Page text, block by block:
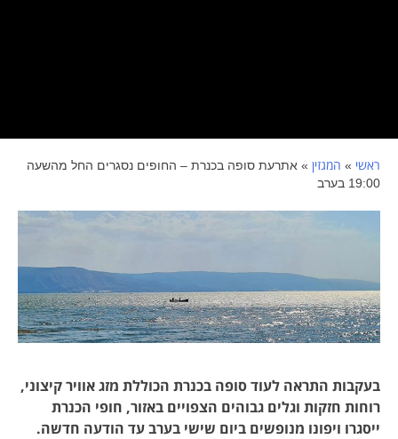
ראשי » המגזין » אתרעת סופה בכנרת – החופים נסגרים החל מהשעה
19:00 בערב
בעקבות התראה לעוד סופה בכנרת הכוללת מזג אוויר קיצוני,
רוחות חזקות וגלים גבוהים הצפויים באזור, חופי הכנרת
ייסגרו ויפונו מנופשים ביום שישי בערב עד הודעה חדשה.